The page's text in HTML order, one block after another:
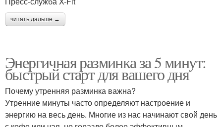
читать дальше →
Энергичная разминка за 5 минут:
быстрый старт для вашего дня
Почему утренняя разминка важна?
Утренние минуты часто определяют настроение и
энергию на весь день. Многие из нас начинают свой день